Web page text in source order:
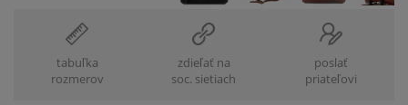
tabuľka
rozmerov
zdieľať na
soc. sietiach
poslať
priateľovi